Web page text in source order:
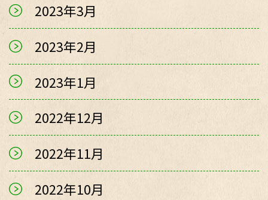
2023年3月
2023年2月
2023年1月
2022年12月
2022年11月
2022年10月